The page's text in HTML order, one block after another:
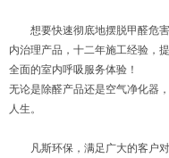
想要快速彻底地摆脱甲醛危害
内治理产品，十二年施工经验，
全面的室内呼吸服务体验！
无论是除醛产品还是空气净化器
人生。
凡斯环保，满足广大的客户对